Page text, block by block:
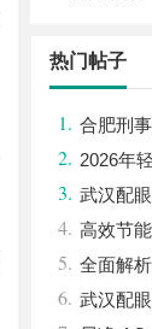
热门帖子
1. 合肥刑
您走出法律
2. 2026年
回本关键因
3. 武汉配
4. 高效节
湿机的应用
5. 全面解
优势
6. 武汉配